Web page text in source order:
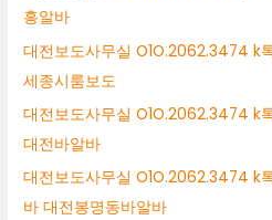
흥알바
대전보도사무실 O1O.2062.3474
세종시룸보도
대전보도사무실 O1O.2062.3474
대전바알바
대전보도사무실 O1O.2062.3474
바 대전봉명동바알바